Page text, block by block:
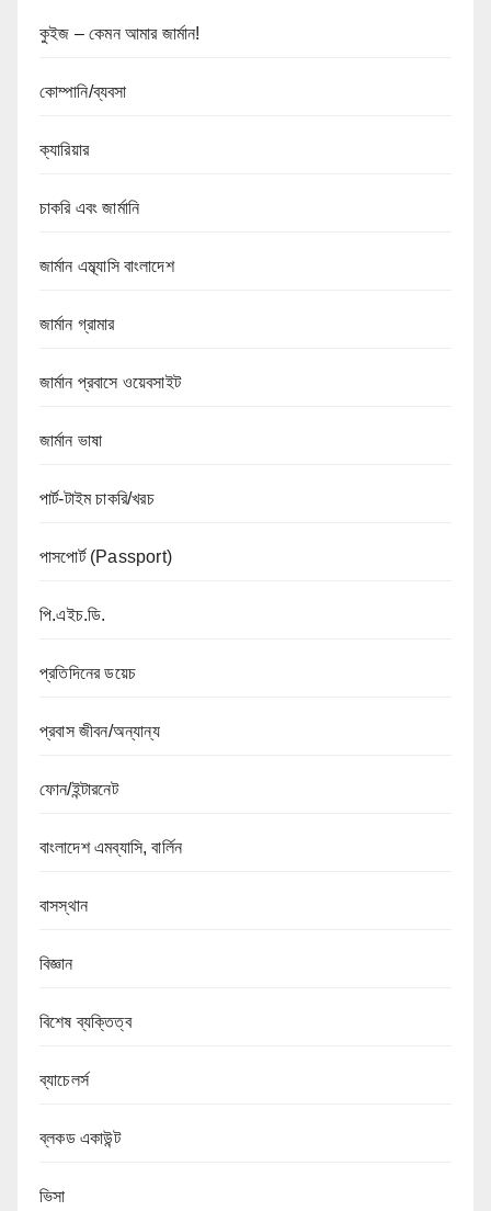
কুইজ – কেমন আমার জার্মান!
কোম্পানি/ব্যবসা
ক্যারিয়ার
চাকরি এবং জার্মানি
জার্মান এম্ব্যাসি বাংলাদেশ
জার্মান গ্রামার
জার্মান প্রবাসে ওয়েবসাইট
জার্মান ভাষা
পার্ট-টাইম চাকরি/খরচ
পাসপোর্ট (Passport)
পি.এইচ.ডি.
প্রতিদিনের ডয়েচ
প্রবাস জীবন/অন্যান্য
ফোন/ইন্টারনেট
বাংলাদেশ এমব্যাসি, বার্লিন
বাসস্থান
বিজ্ঞান
বিশেষ ব্যক্তিত্ব
ব্যাচেলর্স
ব্লকড একাউন্ট
ভিসা